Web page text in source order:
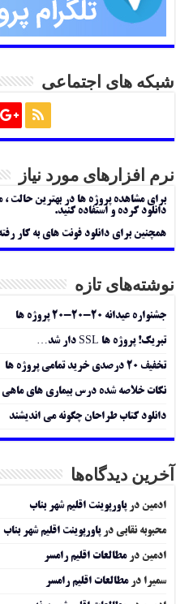
شبکه های اجتماعی
نرم افزارهای مورد نیاز
برای مشاهده پروژه ها در بهترین حالت
دانلود کرده و استفاده کنید.
همچنین برای دانلود فونت های به کار
نوشته‌های تازه
جشنواره عیدانه ۲۰-۲۰-۲۰ پروژه ها
تبریک! پروژه ها SSL دار شد…
تخفیف ۲۰ درصدی خرید تمامی پروژه ها
نکات خلاصه شده درس بیماری های ماهی
دانلود کتاب طراحان چگونه می اندیشند
آخرین دیدگاه‌ها
ادمین درپاورپوینت اقلیم شهر بناب
محبوبه نقابی درپاورپوینت اقلیم شهر بناب
ادمین درمطالعات اقلیم رامسر
سمیرا درمطالعات اقلیم رامسر